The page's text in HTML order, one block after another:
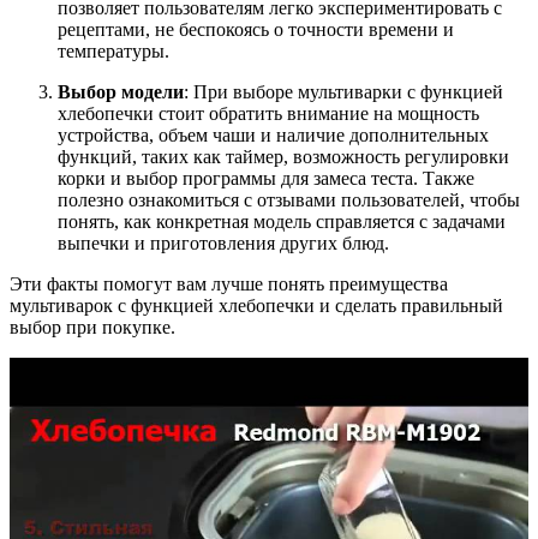
позволяет пользователям легко экспериментировать с
рецептами, не беспокоясь о точности времени и
температуры.
Выбор модели: При выборе мультиварки с функцией
хлебопечки стоит обратить внимание на мощность
устройства, объем чаши и наличие дополнительных
функций, таких как таймер, возможность регулировки
корки и выбор программы для замеса теста. Также
полезно ознакомиться с отзывами пользователей, чтобы
понять, как конкретная модель справляется с задачами
выпечки и приготовления других блюд.
Эти факты помогут вам лучше понять преимущества
мультиварок с функцией хлебопечки и сделать правильный
выбор при покупке.